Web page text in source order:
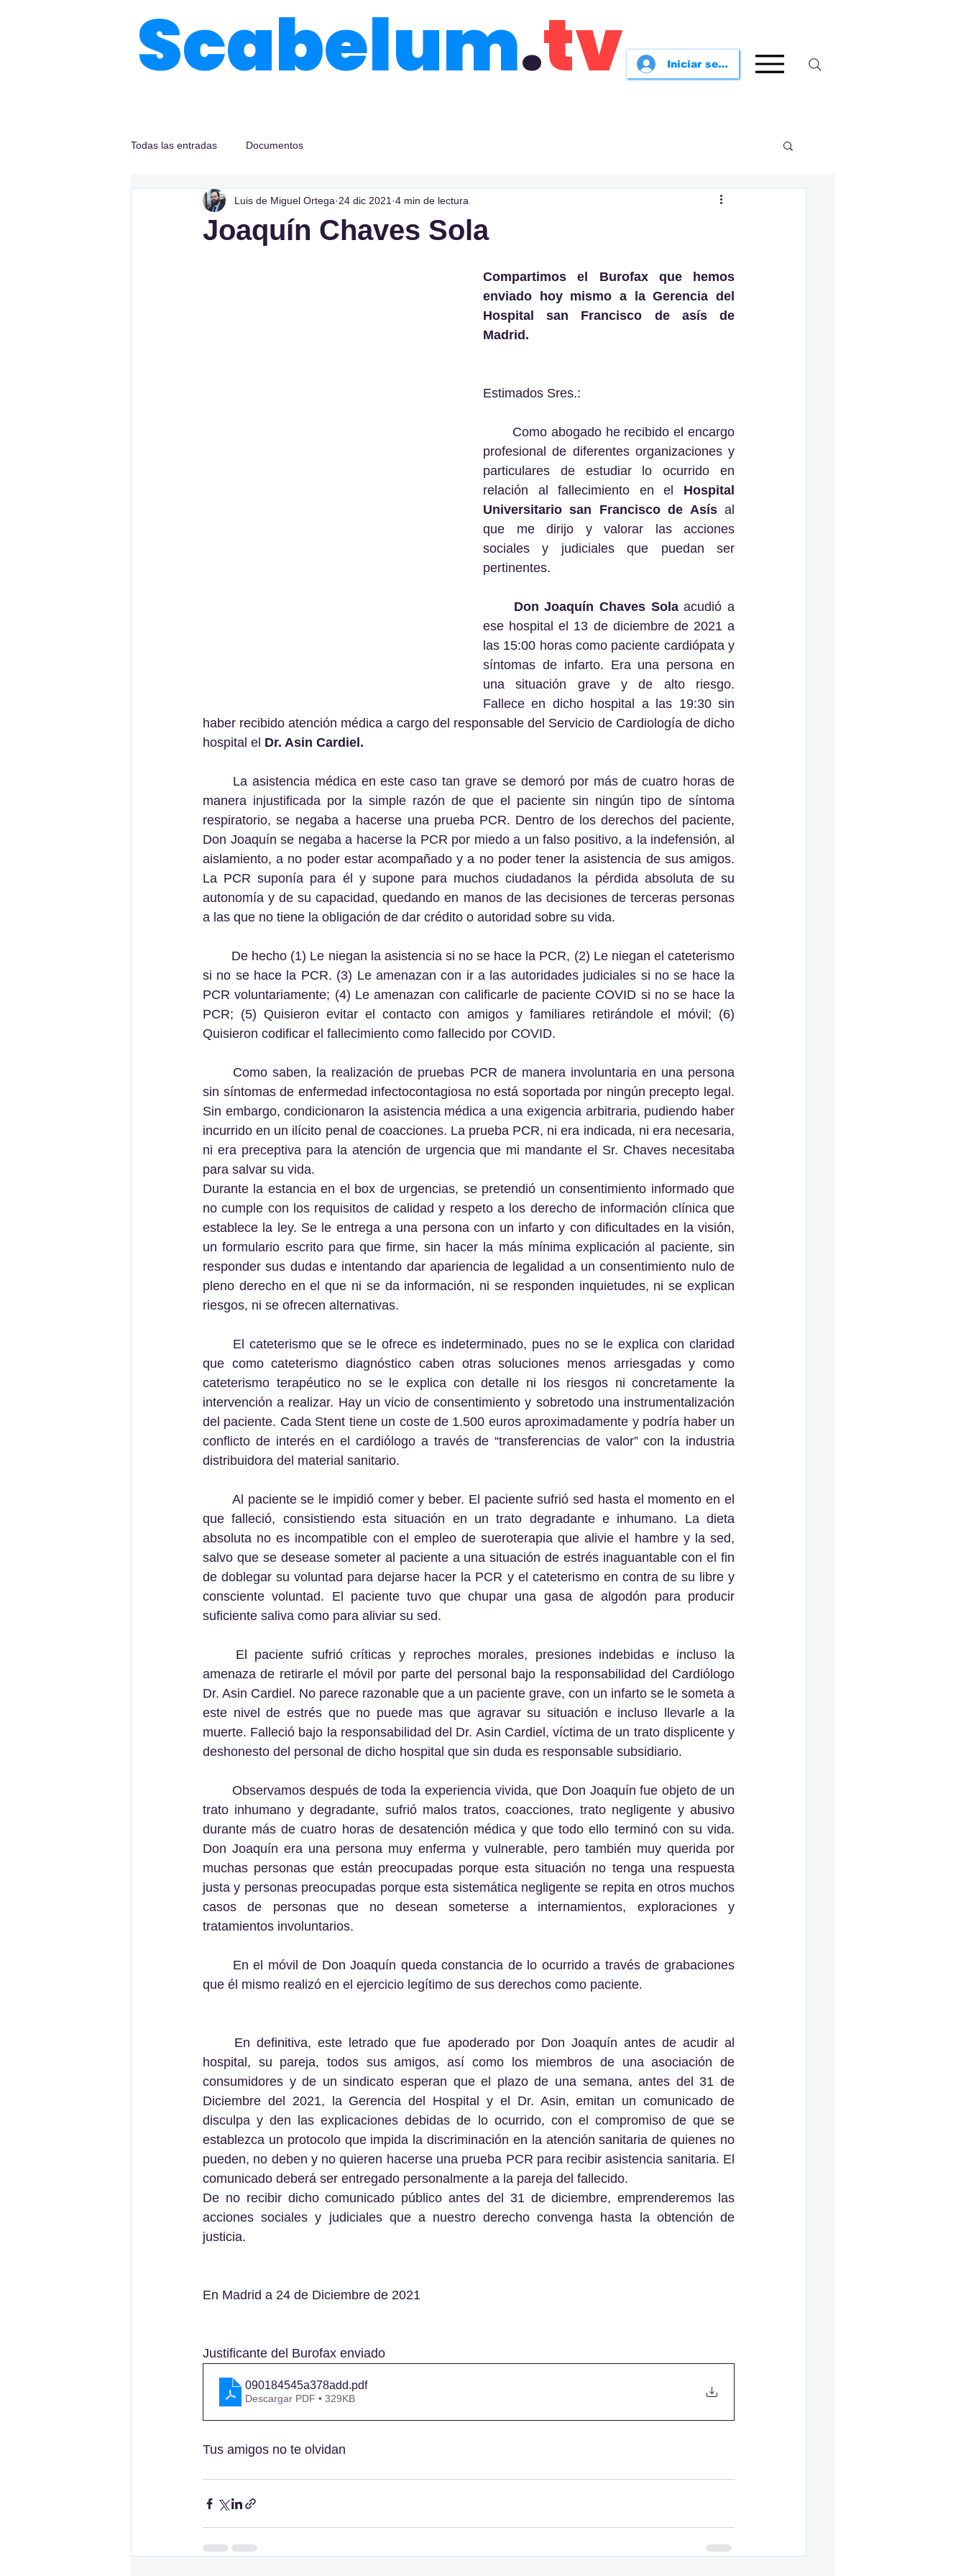
Scabelum.tv Iniciar sesión
Todas las entradas Documentos
Joaquín Chaves Sola
Luis de Miguel Ortega 24 dic 2021 4 min de lectura
Compartimos el Burofax que hemos
enviado hoy mismo a la Gerencia del
Hospital san Francisco de asís de
Madrid.
Estimados Sres.:
profesional de diferentes organizaciones y
particulares de estudiar lo ocurrido en
relación al fallecimiento en el Hospital
Universitario san Francisco de Asís al
que me dirijo y valorar las acciones
sociales y judiciales que puedan ser
pertinentes.
Don Joaquín Chaves Sola acudió a
ese hospital el 13 de diciembre de 2021 a
las 15:00 horas como paciente cardiópata y
síntomas de infarto. Era una persona en
una situación grave y de alto riesgo.
Fallece en dicho hospital a las 19:30 sin
haber recibido atención médica a cargo del responsable del Servicio de Cardiología de dicho
hospital el Dr. Asin Cardiel.
manera injustificada por la simple razón de que el paciente sin ningún tipo de síntoma
respiratorio, se negaba a hacerse una prueba PCR. Dentro de los derechos del paciente,
Don Joaquín se negaba a hacerse la PCR por miedo a un falso positivo, a la indefensión, al
aislamiento, a no poder estar acompañado y a no poder tener la asistencia de sus amigos.
La PCR suponía para él y supone para muchos ciudadanos la pérdida absoluta de su
autonomía y de su capacidad, quedando en manos de las decisiones de terceras personas
a las que no tiene la obligación de dar crédito o autoridad sobre su vida.
si no se hace la PCR. (3) Le amenazan con ir a las autoridades judiciales si no se hace la
PCR voluntariamente; (4) Le amenazan con calificarle de paciente COVID si no se hace la
PCR; (5) Quisieron evitar el contacto con amigos y familiares retirándole el móvil; (6)
Quisieron codificar el fallecimiento como fallecido por COVID.
sin síntomas de enfermedad infectocontagiosa no está soportada por ningún precepto legal.
Sin embargo, condicionaron la asistencia médica a una exigencia arbitraria, pudiendo haber
incurrido en un ilícito penal de coacciones. La prueba PCR, ni era indicada, ni era necesaria,
ni era preceptiva para la atención de urgencia que mi mandante el Sr. Chaves necesitaba
para salvar su vida.
Durante la estancia en el box de urgencias, se pretendió un consentimiento informado que
no cumple con los requisitos de calidad y respeto a los derecho de información clínica que
establece la ley. Se le entrega a una persona con un infarto y con dificultades en la visión,
un formulario escrito para que firme, sin hacer la más mínima explicación al paciente, sin
responder sus dudas e intentando dar apariencia de legalidad a un consentimiento nulo de
pleno derecho en el que ni se da información, ni se responden inquietudes, ni se explican
riesgos, ni se ofrecen alternativas.
que como cateterismo diagnóstico caben otras soluciones menos arriesgadas y como
cateterismo terapéutico no se le explica con detalle ni los riesgos ni concretamente la
intervención a realizar. Hay un vicio de consentimiento y sobretodo una instrumentalización
del paciente. Cada Stent tiene un coste de 1.500 euros aproximadamente y podría haber un
conflicto de interés en el cardiólogo a través de “transferencias de valor” con la industria
distribuidora del material sanitario.
que falleció, consistiendo esta situación en un trato degradante e inhumano. La dieta
absoluta no es incompatible con el empleo de sueroterapia que alivie el hambre y la sed,
salvo que se desease someter al paciente a una situación de estrés inaguantable con el fin
de doblegar su voluntad para dejarse hacer la PCR y el cateterismo en contra de su libre y
consciente voluntad. El paciente tuvo que chupar una gasa de algodón para producir
suficiente saliva como para aliviar su sed.
amenaza de retirarle el móvil por parte del personal bajo la responsabilidad del Cardiólogo
Dr. Asin Cardiel. No parece razonable que a un paciente grave, con un infarto se le someta a
este nivel de estrés que no puede mas que agravar su situación e incluso llevarle a la
muerte. Falleció bajo la responsabilidad del Dr. Asin Cardiel, víctima de un trato displicente y
deshonesto del personal de dicho hospital que sin duda es responsable subsidiario.
trato inhumano y degradante, sufrió malos tratos, coacciones, trato negligente y abusivo
durante más de cuatro horas de desatención médica y que todo ello terminó con su vida.
Don Joaquín era una persona muy enferma y vulnerable, pero también muy querida por
muchas personas que están preocupadas porque esta situación no tenga una respuesta
justa y personas preocupadas porque esta sistemática negligente se repita en otros muchos
casos de personas que no desean someterse a internamientos, exploraciones y
tratamientos involuntarios.
que él mismo realizó en el ejercicio legítimo de sus derechos como paciente.
hospital, su pareja, todos sus amigos, así como los miembros de una asociación de
consumidores y de un sindicato esperan que el plazo de una semana, antes del 31 de
Diciembre del 2021, la Gerencia del Hospital y el Dr. Asin, emitan un comunicado de
disculpa y den las explicaciones debidas de lo ocurrido, con el compromiso de que se
establezca un protocolo que impida la discriminación en la atención sanitaria de quienes no
pueden, no deben y no quieren hacerse una prueba PCR para recibir asistencia sanitaria. El
comunicado deberá ser entregado personalmente a la pareja del fallecido.
De no recibir dicho comunicado público antes del 31 de diciembre, emprenderemos las
acciones sociales y judiciales que a nuestro derecho convenga hasta la obtención de
justicia.
En Madrid a 24 de Diciembre de 2021
Justificante del Burofax enviado
090184545a378add.pdf
Descargar PDF • 329KB
Tus amigos no te olvidan